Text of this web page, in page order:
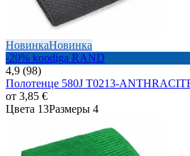
НовинкаНовинка
-20% koodiga RAND
4,9 (98)
Полотенце 580J T0213-
от 3,85 €
Цвета 13Размеры 4